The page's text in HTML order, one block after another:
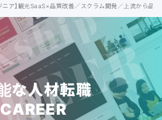
ニア】観光SaaS×品質改善／スクラム開発／上流から品
な人材転職